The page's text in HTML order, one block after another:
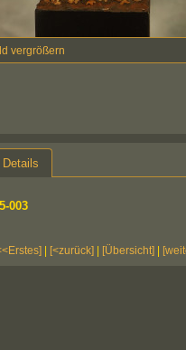
vergrößern
Details
003
[<zurück] [Übersicht]